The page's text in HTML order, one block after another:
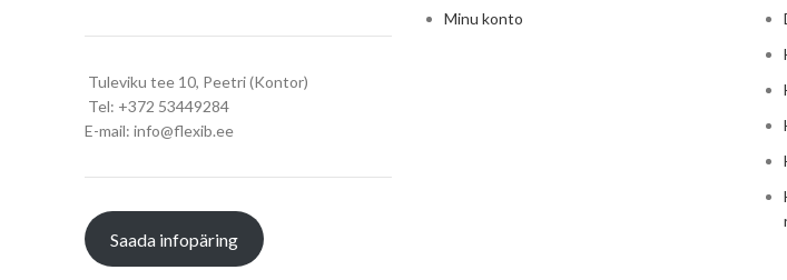
Tuleviku tee 10, Peetri (Kontor)
Tel: +372 53449284
E-mail: info@flexib.ee
Saada infopäring
Minu konto